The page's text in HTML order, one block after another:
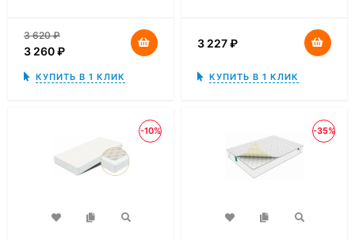
3 620₽
3 260₽
КУПИТЬ В 1 КЛИК
3 227₽
КУПИТЬ В 1 КЛИК
-10% -35%